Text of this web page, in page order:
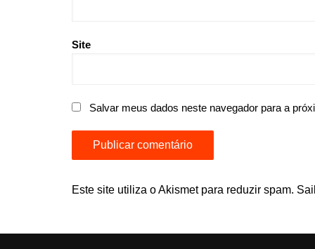
Site
Salvar meus dados neste navegador para a
Este site utiliza o Akismet para reduzir spam.